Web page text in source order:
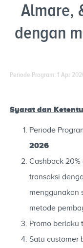
Almare,
dengan
Periode Program: 1 Apr
Syarat dan
Periode
2026
Cashback 20%
transaksi
menggunakan
metode
Promo berlaku
Satu customer